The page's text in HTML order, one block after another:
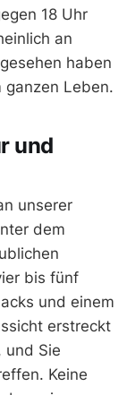
18 Uhr
an
haben
ganzen Leben.
und
unserer
dem
bis fünf
und einem
erstreckt
und Sie
Keine